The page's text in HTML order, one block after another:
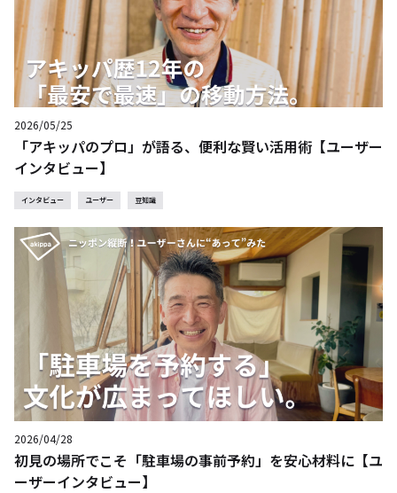
2026/05/25
「アキッパのプロ」が語る、便利な賢い活用術【ユーザー
インタビュー】
インタビュー ユーザー 豆知識
2026/04/28
初見の場所でこそ「駐車場の事前予約」を安心材料に【ユ
ーザーインタビュー】